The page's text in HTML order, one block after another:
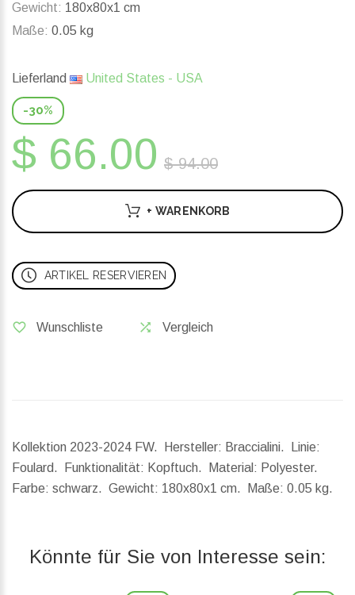
Gewicht: 180x80x1 cm
Maße: 0.05 kg
Lieferland United States - USA
-30%
$ 66.00 $ 94.00
+ WARENKORB
ARTIKEL RESERVIEREN
Wunschliste Vergleich
Kollektion 2023-2024 FW. Hersteller: Braccialini. Linie:
Foulard. Funktionalität: Kopftuch. Material: Polyester.
Farbe: schwarz. Gewicht: 180x80x1 cm. Maße: 0.05 kg.
Könnte für Sie von Interesse sein: